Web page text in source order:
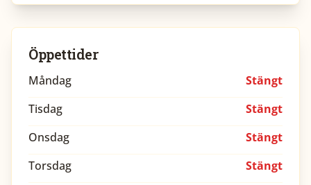
Öppettider
Måndag
Stängt
Tisdag
Stängt
Onsdag
Stängt
Torsdag
Stängt